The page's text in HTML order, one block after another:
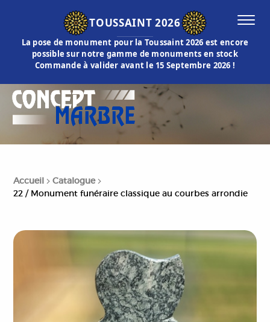
TOUSSAINT 2026
La pose de monument pour la Toussaint 2026 est encore
possible sur notre gamme de monuments en stock
Commande à valider avant le 15 Septembre 2026 !
Accueil
Catalogue
22 / Monument funéraire classique au courbes arrondie